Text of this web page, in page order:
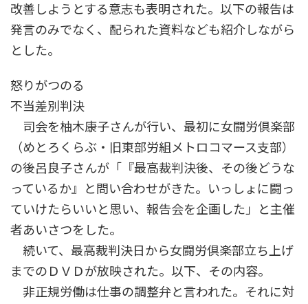
改善しようとする意志も表明された。以下の報告は
発言のみでなく、配られた資料なども紹介しながら
とした。
怒りがつのる
不当差別判決
司会を柚木康子さんが行い、最初に女闘労倶楽部
（めとろくらぶ・旧東部労組メトロコマース支部）
の後呂良子さんが「『最高裁判決後、その後どうな
っているか』と問い合わせがきた。いっしょに闘っ
ていけたらいいと思い、報告会を企画した」と主催
者あいさつをした。
続いて、最高裁判決日から女闘労倶楽部立ち上げ
までのＤＶＤが放映された。以下、その内容。
非正規労働は仕事の調整弁と言われた。それに対